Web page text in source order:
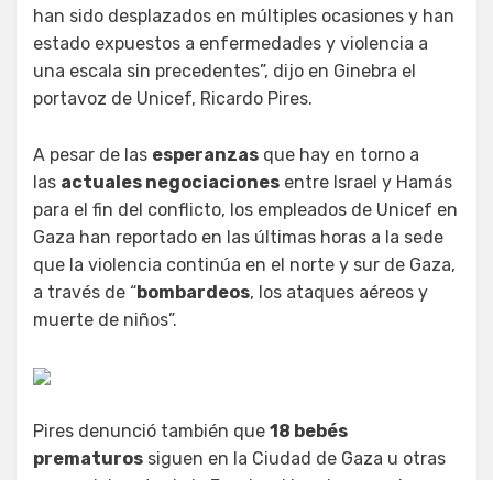
han sido desplazados en múltiples ocasiones y han
estado expuestos a enfermedades y violencia a
una escala sin precedentes”, dijo en Ginebra el
portavoz de Unicef, Ricardo Pires.
A pesar de las esperanzas que hay en torno a
las actuales negociaciones entre Israel y Hamás
para el fin del conflicto, los empleados de Unicef en
Gaza han reportado en las últimas horas a la sede
que la violencia continúa en el norte y sur de Gaza,
a través de “bombardeos, los ataques aéreos y
muerte de niños”.
Pires denunció también que 18 bebés
prematuros siguen en la Ciudad de Gaza u otras